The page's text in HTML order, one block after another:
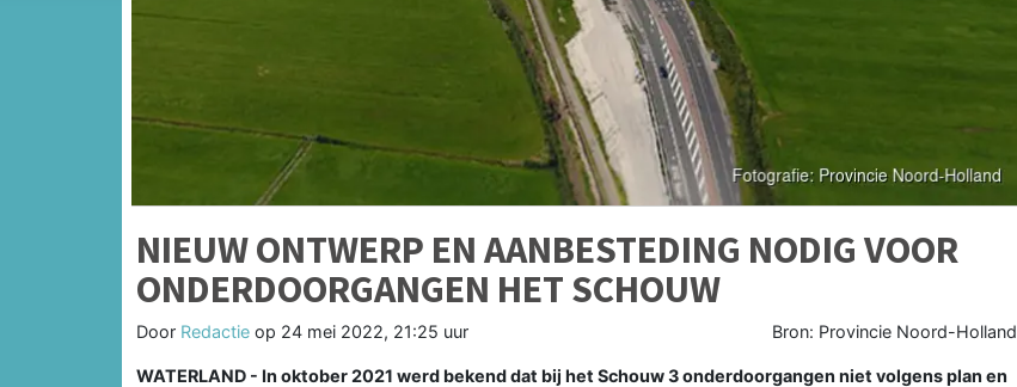
NIEUW ONTWERP EN AANBESTEDING NODIG VOOR
ONDERDOORGANGEN HET SCHOUW
Door Redactie op 24 mei 2022, 21:25 uur Bron: Provincie Noord-Holland
WATERLAND - In oktober 2021 werd bekend dat bij het Schouw 3 onderdoorgangen niet volgens plan en